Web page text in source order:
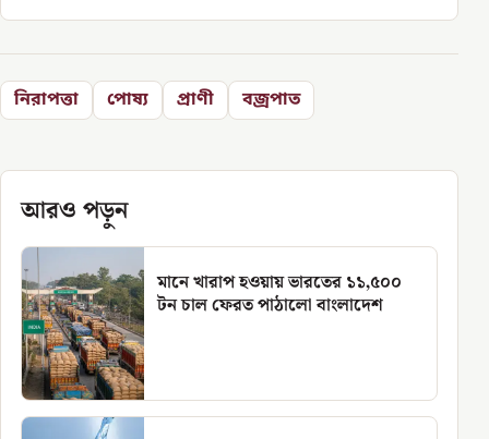
নিরাপত্তা পোষ্য প্রাণী বজ্রপাত
আরও পড়ুন
মানে খারাপ হওয়ায় ভারতের ১১,৫০০
টন চাল ফেরত পাঠালো বাংলাদেশ